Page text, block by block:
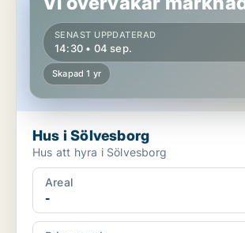
SENAST UPPDATERAD
14:30 • 04 sep.
Skapad 1 yr
Hus i Sölvesborg
Hus att hyra i Sölvesborg
Areal
-